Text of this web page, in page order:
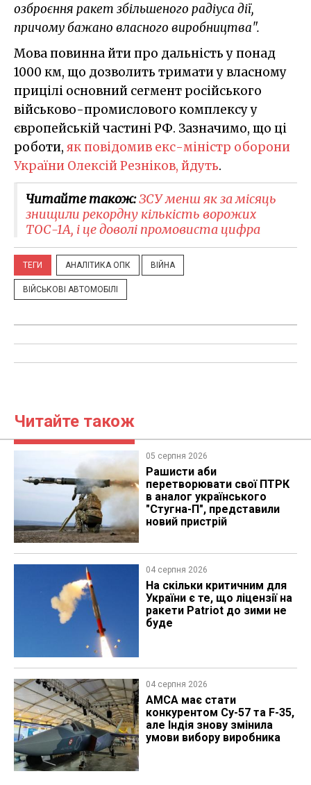
озброєння ракет збільшеного радіуса дії,
причому бажано власного виробництва".
Мова повинна йти про дальність у понад
1000 км, що дозволить тримати у власному
прицілі основний сегмент російського
військово-промислового комплексу у
європейській частині РФ. Зазначимо, що ці
роботи, як повідомив екс-міністр оборони
України Олексій Резніков, йдуть.
Читайте також:ЗСУ менш як за місяць
знищили рекордну кількість ворожих
ТОС-1А, і це доволі промовиста цифра
ТЕГИ АНАЛІТИКА ОПК ВІЙНА
ВІЙСЬКОВІ АВТОМОБІЛІ
Читайте також
05 серпня 2026
Рашисти аби
перетворювати свої ПТРК
в аналог українського
"Стугна-П", представили
новий пристрій
04 серпня 2026
На скільки критичним для
України є те, що ліцензії на
ракети Patriot до зими не
буде
04 серпня 2026
AMCA має стати
конкурентом Су-57 та F-35,
але Індія знову змінила
умови вибору виробника